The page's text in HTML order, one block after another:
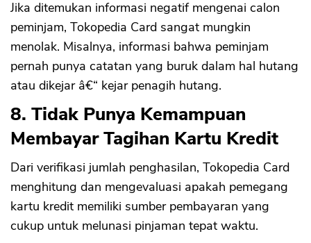
Jika ditemukan informasi negatif mengenai calon
peminjam, Tokopedia Card sangat mungkin
menolak. Misalnya, informasi bahwa peminjam
pernah punya catatan yang buruk dalam hal hutang
atau dikejar â€“ kejar penagih hutang.
8. Tidak Punya Kemampuan
Membayar Tagihan Kartu Kredit
Dari verifikasi jumlah penghasilan, Tokopedia Card
menghitung dan mengevaluasi apakah pemegang
kartu kredit memiliki sumber pembayaran yang
cukup untuk melunasi pinjaman tepat waktu.